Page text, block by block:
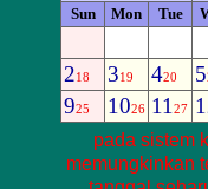
pada sistem
memungkinkan